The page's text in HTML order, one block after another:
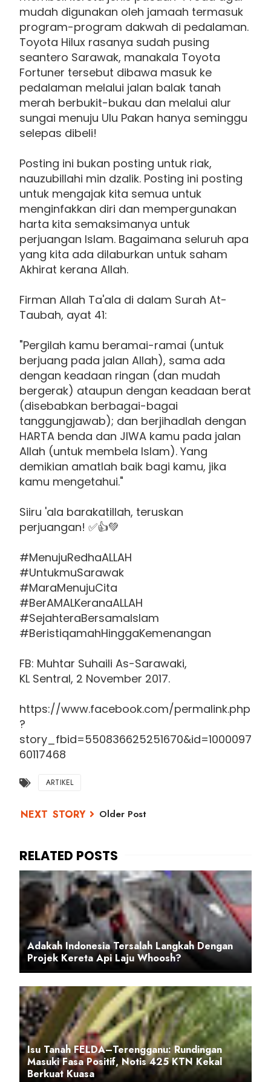
mudah digunakan oleh jamaah termasuk
program-program dakwah di pedalaman.
Toyota Hilux rasanya sudah pusing
seantero Sarawak, manakala Toyota
Fortuner tersebut dibawa masuk ke
pedalaman melalui jalan balak tanah
merah berbukit-bukau dan melalui alur
sungai menuju Ulu Pakan hanya seminggu
selepas dibeli!
Posting ini bukan posting untuk riak,
nauzubillahi min dzalik. Posting ini posting
untuk mengajak kita semua untuk
menginfakkan diri dan mempergunakan
harta kita semaksimanya untuk
perjuangan Islam. Bagaimana seluruh apa
yang kita ada dilaburkan untuk saham
Akhirat kerana Allah.
Firman Allah Ta'ala di dalam Surah At-
Taubah, ayat 41:
"Pergilah kamu beramai-ramai (untuk
berjuang pada jalan Allah), sama ada
dengan keadaan ringan (dan mudah
bergerak) ataupun dengan keadaan berat
(disebabkan berbagai-bagai
tanggungjawab); dan berjihadlah dengan
HARTA benda dan JIWA kamu pada jalan
Allah (untuk membela Islam). Yang
demikian amatlah baik bagi kamu, jika
kamu mengetahui."
Siiru 'ala barakatillah, teruskan
perjuangan! ✅👍💚
#MenujuRedhaALLAH
#UntukmuSarawak
#MaraMenujuCita
#BerAMALKeranaALLAH
#SejahteraBersamaIslam
#BeristiqamahHinggaKemenangan
FB: Muhtar Suhaili As-Sarawaki,
KL Sentral, 2 November 2017.
https://www.facebook.com/permalink.php
?
story_fbid=550836625251670&id=1000097
60117468
ARTIKEL
Older Post
Adakah Indonesia Tersalah Langkah Dengan
Projek Kereta Api Laju Whoosh?
Isu Tanah FELDA–Terengganu: Rundingan
Masuki Fasa Positif, Notis 425 KTN Kekal
Berkuat Kuasa